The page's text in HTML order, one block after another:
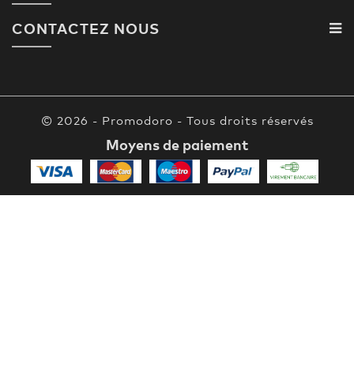
CONTACTEZ NOUS
© 2026 - Promodoro - Tous droits réservés
Moyens de paiement